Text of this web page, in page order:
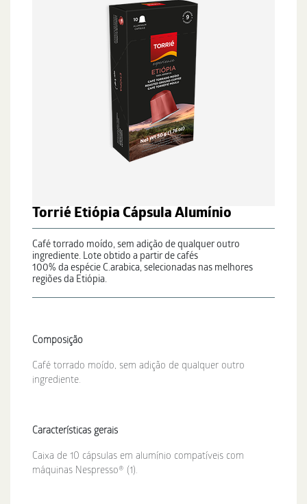
Torrié Etiópia Cápsula Alumínio
Café torrado moído, sem adição de qualquer outro
ingrediente. Lote obtido a partir de cafés
100% da espécie C.arabica, selecionadas nas melhores
regiões da Etiópia.
Composição
Café torrado moído, sem adição de qualquer outro
ingrediente.
Características gerais
Caixa de 10 cápsulas em alumínio compatíveis com
máquinas Nespresso® (1).